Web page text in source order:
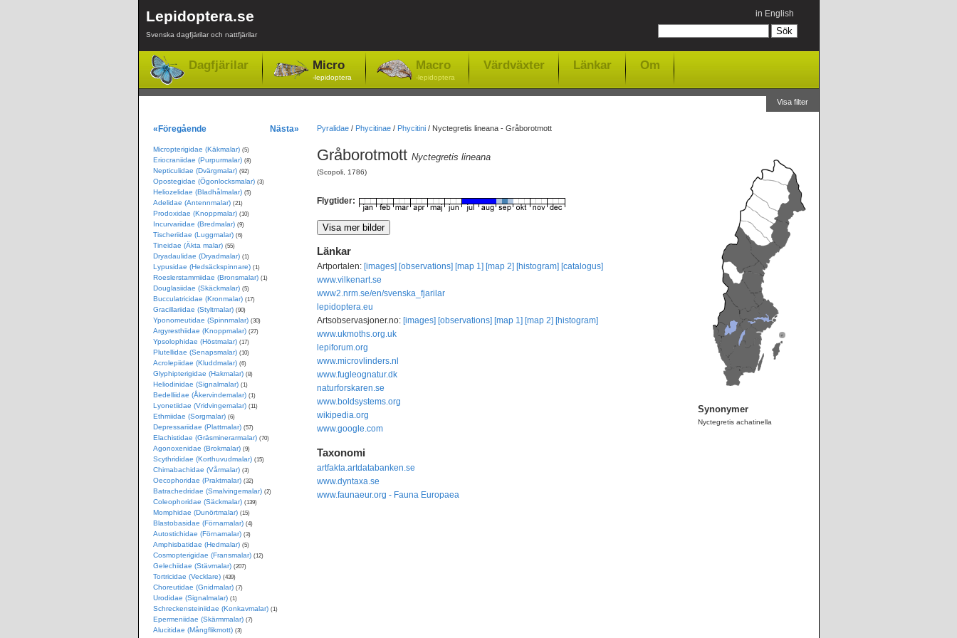
Lepidoptera.se
Svenska dagfjärilar och nattfjärilar
in English
Dagfjärilar Micro
-lepidoptera
Macro
-lepidoptera
Värdväxter Länkar Om
Visa filter
Pyralidae/ Phycitinae/ Phycitini/ Nyctegretis lineana - Gråborotmott
Gråborotmott Nyctegretis lineana
(Scopoli, 1786)
Flygtider:
Länkar
Artportalen: [images] [observations] [map 1] [map 2] [histogram] [catalogus]
www.vilkenart.se
www2.nrm.se/en/svenska_fjarilar
lepidoptera.eu
Artsobservasjoner.no: [images] [observations] [map 1] [map 2] [histogram]
www.ukmoths.org.uk
lepiforum.org
www.microvlinders.nl
www.fugleognatur.dk
naturforskaren.se
www.boldsystems.org
wikipedia.org
www.google.com
Taxonomi
artfakta.artdatabanken.se
www.dyntaxa.se
www.faunaeur.org - Fauna Europaea
Synonymer
Nyctegretis achatinella
«Föregående Nästa»
Micropterigidae (Käkmalar) (5)
Eriocraniidae (Purpurmalar) (8)
Nepticulidae (Dvärgmalar) (92)
Opostegidae (Ögonlocksmalar) (3)
Heliozelidae (Bladhålmalar) (5)
Adelidae (Antennmalar) (21)
Prodoxidae (Knoppmalar) (10)
Incurvariidae (Bredmalar) (9)
Tischeriidae (Luggmalar) (6)
Tineidae (Äkta malar) (55)
Dryadaulidae (Dryadmalar) (1)
Lypusidae (Hedsäckspinnare) (1)
Roeslerstammiidae (Bronsmalar) (1)
Douglasiidae (Skäckmalar) (5)
Bucculatricidae (Kronmalar) (17)
Gracillariidae (Styltmalar) (90)
Yponomeutidae (Spinnmalar) (30)
Argyresthiidae (Knoppmalar) (27)
Ypsolophidae (Höstmalar) (17)
Plutellidae (Senapsmalar) (10)
Acrolepiidae (Kluddmalar) (6)
Glyphipterigidae (Hakmalar) (8)
Heliodinidae (Signalmalar) (1)
Bedelliidae (Åkervindemalar) (1)
Lyonetiidae (Vridvingemalar) (11)
Ethmiidae (Sorgmalar) (6)
Depressariidae (Plattmalar) (57)
Elachistidae (Gräsminerarmalar) (70)
Agonoxenidae (Brokmalar) (9)
Scythrididae (Korthuvudmalar) (15)
Chimabachidae (Vårmalar) (3)
Oecophoridae (Praktmalar) (32)
Batrachedridae (Smalvingemalar) (2)
Coleophoridae (Säckmalar) (139)
Momphidae (Dunörtmalar) (15)
Blastobasidae (Förnamalar) (4)
Autostichidae (Förnamalar) (3)
Amphisbatidae (Hedmalar) (5)
Cosmopterigidae (Fransmalar) (12)
Gelechiidae (Stävmalar) (207)
Tortricidae (Vecklare) (439)
Choreutidae (Gnidmalar) (7)
Urodidae (Signalmalar) (1)
Schreckensteiniidae (Konkavmalar) (1)
Epermeniidae (Skärmmalar) (7)
Alucitidae (Mångflikmott) (3)